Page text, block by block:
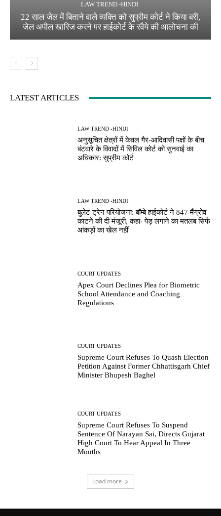
LAW TREND -HINDI
22 साल जेल में बिताने वाले व्यक्ति को सुप्रीम कोर्ट ने किया बरी,
जेल अपील खारिज करने पर हाईकोर्ट के रवैये की आलोचना की
LATEST ARTICLES
LAW TREND -HINDI
अनुसूचित क्षेत्रों में केवल गैर-आदिवासी पक्षों के बीच
बंटवारे के विवादों में सिविल कोर्ट को सुनवाई का
अधिकार: सुप्रीम कोर्ट
LAW TREND -HINDI
बुलेट ट्रेन परियोजना: बॉम्बे हाईकोर्ट ने 847 मैंग्रोव
काटने की दी मंजूरी, कहा- पेड़ लगाने का मतलब सिर्फ
आंकड़ों का खेल नहीं
COURT UPDATES
Apex Court Declines Plea for Biometric
School Attendance and Coaching
Regulations
COURT UPDATES
Supreme Court Refuses To Quash Election
Petition Against Former Chhattisgarh Chief
Minister Bhupesh Baghel
COURT UPDATES
Supreme Court Refuses To Suspend
Sentence Of Narayan Sai, Directs Gujarat
High Court To Hear Appeal In Three
Months
Load more